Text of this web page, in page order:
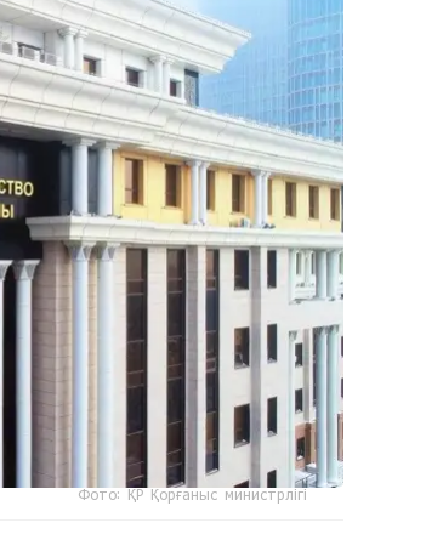
Фото: ҚР Қорғаныс министрлігі